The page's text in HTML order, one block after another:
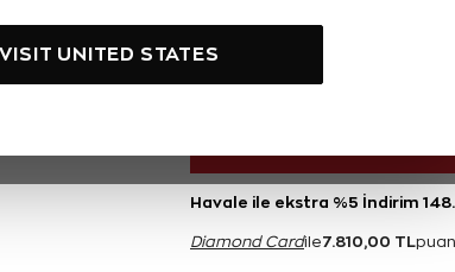
VISIT UNITED STATES
2,54 Karat
156.200 TL
Havale ile ekstra %5 İndirim
Diamond Cardile7.810,00 TL